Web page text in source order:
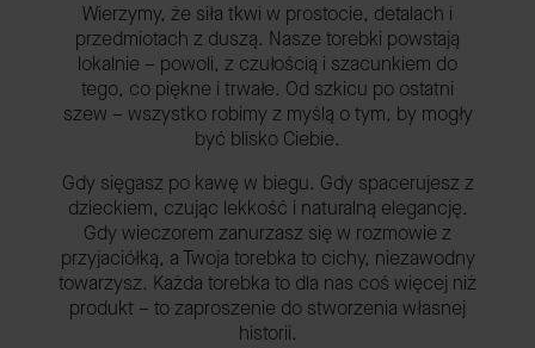
Wierzymy, że siła tkwi w prostocie, detalach i
przedmiotach z duszą. Nasze torebki powstają
lokalnie – powoli, z czułością i szacunkiem do
tego, co piękne i trwałe. Od szkicu po ostatni
szew – wszystko robimy z myślą o tym, by mogły
być blisko Ciebie.
Gdy sięgasz po kawę w biegu. Gdy spacerujesz z
dzieckiem, czując lekkość i naturalną elegancję.
Gdy wieczorem zanurzasz się w rozmowie z
przyjaciółką, a Twoja torebka to cichy, niezawodny
towarzysz. Każda torebka to dla nas coś więcej niż
produkt – to zaproszenie do stworzenia własnej
historii.